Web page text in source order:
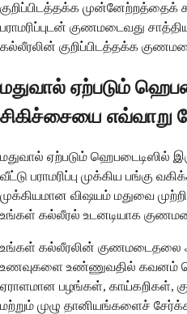
குறிப்பிடத்தக்க முன்னேற்றத்தைக்
பராமரிப்புடன் குணமடைவது
கல்லீரலின் குறிப்பிடத்தக்க
மதுவால் ஏற்படும்
சிகிச்சையை எவ்வாறு
மதுவால் ஏற்படும் ஹெபடைடிஸில்
வீட்டு பராமரிப்பு முக்கிய பங்கு
முக்கியமான விஷயம் மதுவை
உங்கள் கல்லீரல் உடனடியாக
உங்கள் கல்லீரலின் குணமடைதலை
உணவுகளை உண்ணுவதில் கவனம்
ஏராளமான பழங்கள், காய்கறிகள்,
மற்றும் முழு தானியங்களைச்